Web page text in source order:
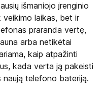
išmaniojo įrenginio
veikimo laikas, bet ir
praranda vertę,
arba netikėtai
kaip atpažinti
kada verta ją pakeisti
telefono bateriją.